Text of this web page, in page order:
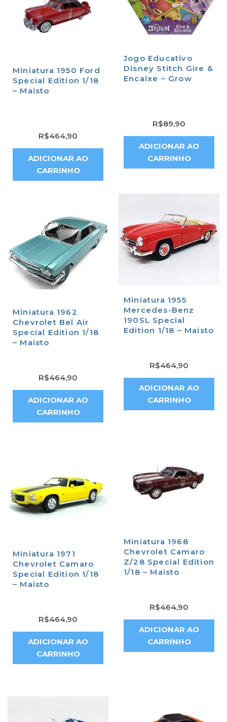
Jogo Educativo
Disney Stitch Gire &
Encaixe – Grow
R$89,90
ADICIONAR AO
CARRINHO
Miniatura 1950 Ford
Special Edition 1/18
– Maisto
R$464,90
ADICIONAR AO
CARRINHO
Miniatura 1955
Mercedes-Benz
190SL Special
Edition 1/18 – Maisto
R$464,90
ADICIONAR AO
CARRINHO
Miniatura 1962
Chevrolet Bel Air
Special Edition 1/18
– Maisto
R$464,90
ADICIONAR AO
CARRINHO
Miniatura 1968
Chevrolet Camaro
Z/28 Special Edition
1/18 – Maisto
R$464,90
ADICIONAR AO
CARRINHO
Miniatura 1971
Chevrolet Camaro
Special Edition 1/18
– Maisto
R$464,90
ADICIONAR AO
CARRINHO